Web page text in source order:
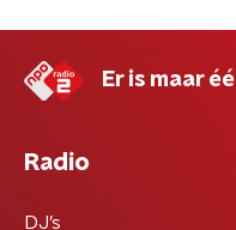
Er is maar
Radio
DJ’s